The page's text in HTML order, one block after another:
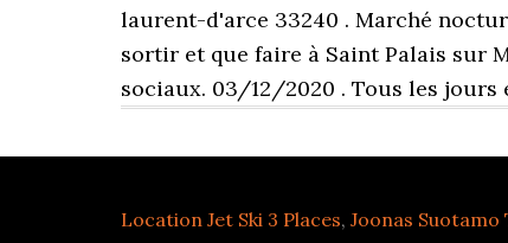
laurent-d'arce 33240 . Marché
sortir et que faire à Saint Palais sur
sociaux. 03/12/2020 . Tous les jours
Location Jet Ski 3 Places, Joonas Suotamo